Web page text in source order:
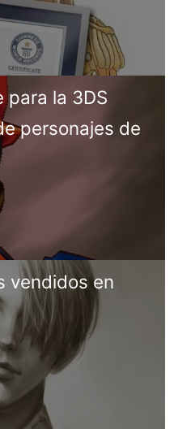
para la 3DS
personajes de
vendidos en